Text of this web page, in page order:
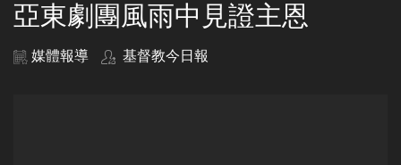
亞東劇團風雨中見證主恩
媒體報導 基督教今日報